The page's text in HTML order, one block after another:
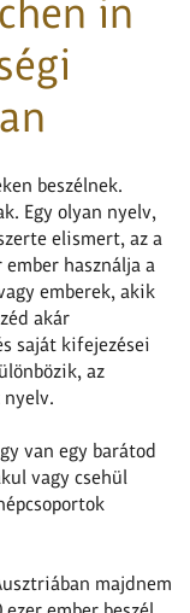
in
beszélnek.
Egy olyan nyelv,
elismert, az a
használja a
emberek, akik
akár
saját kifejezései
az
nyelv.
van egy barátod
vagy csehül
majdnem